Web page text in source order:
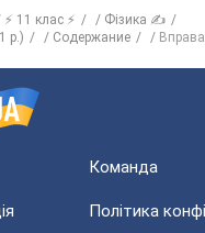
⚡ 11 клас ⚡
Фізика ✍
р.)
Содержание
Команда
Політика